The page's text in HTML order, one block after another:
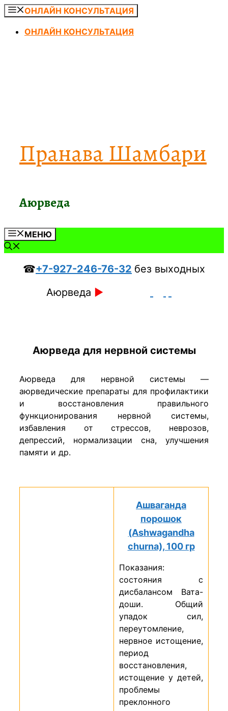
Перейти
содержимому
ОНЛАЙН КОНСУЛЬТАЦИЯ
ОНЛАЙН КОНСУЛЬТАЦИЯ
Пранава Шамбари
Аюрведа
МЕНЮ
☎+7-927-246-76-32 без выходных
Аюрведа ►
Аюрведа для нервной системы
Аюрведа для нервной системы —
аюрведические препараты для профилактики
и восстановления правильного
функционирования нервной системы,
избавления от стрессов, неврозов,
депрессий, нормализации сна, улучшения
памяти и др.
Ашваганда
порошок
(Ashwagandha
churna), 100 гр
Показания:
состояния с
дисбалансом Вата-
доши. Общий
упадок сил,
переутомление,
нервное истощение,
период
восстановления,
истощение у детей,
проблемы
преклонного